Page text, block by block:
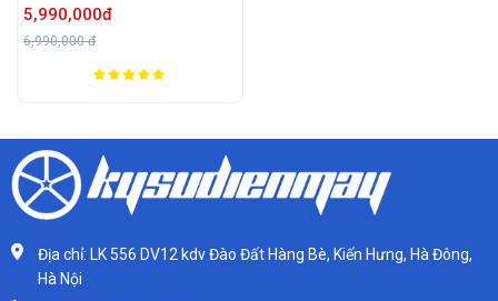
5,990,000đ
6,990,000 đ
Địa chỉ: LK 556 DV12 kdv Đào Đất Hàng Bè, Kiến Hưng, Hà Đông,
Hà Nội